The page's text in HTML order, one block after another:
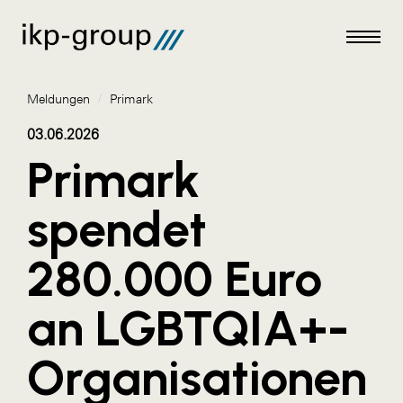
Meldungen
AKTUELLES
ACO
ALEX Krems
Amazon Web Services
Artweger
AustroCel Hallein
Meldungen / Primark
03.06.2026
Primark
spendet
280.000 Euro
an LGBTQIA+-
Organisationen